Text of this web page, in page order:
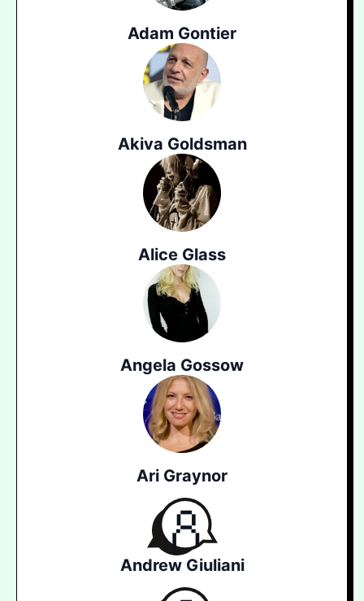
Adam Gontier
Akiva Goldsman
Alice Glass
Angela Gossow
Ari Graynor
Andrew Giuliani